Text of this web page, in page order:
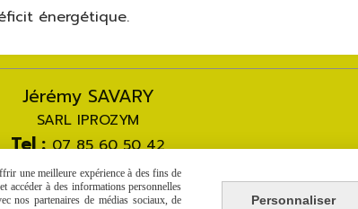
énergétique.
Jérémy SAVARY
SARL IPROZYM
Tel : 07 85 60 50 42
: [email protected]
est désactivé. Autoriser
une meilleure expérience à des fins de
accéder à des informations personnelles
nos partenaires de médias sociaux, de
Personnaliser